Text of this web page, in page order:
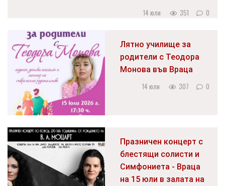
14 юли 351 0
Лятно училище за
родители с Теодора
Монова във Враца
14 юли 307 0
Празничен концерт с
блестящи солисти и
Симфониета - Враца
на 15 юли в залата на